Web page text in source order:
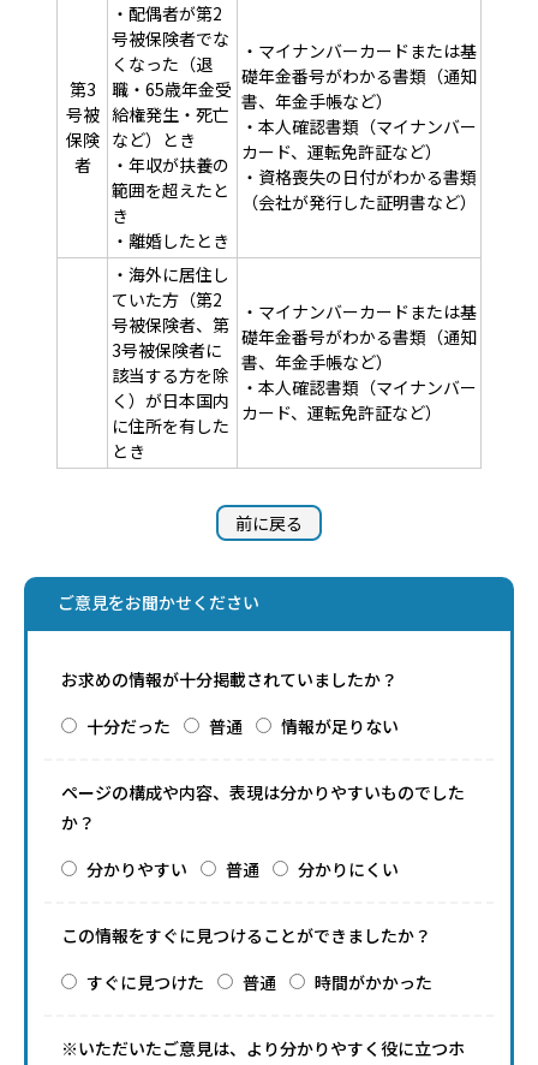
第3
号被
保険
者
・配偶者が第2
号被保険者でな
くなった（退
職・65歳年金受
給権発生・死亡
など）とき
・年収が扶養の
範囲を超えたと
き
・離婚したとき
・マイナンバーカードまたは基
礎年金番号がわかる書類（通知
書、年金手帳など）
・本人確認書類（マイナンバー
カード、運転免許証など）
・資格喪失の日付がわかる書類
（会社が発行した証明書など）
・海外に居住し
ていた方（第2
号被保険者、第
3号被保険者に
該当する方を除
く）が日本国内
に住所を有した
とき
・マイナンバーカードまたは基
礎年金番号がわかる書類（通知
書、年金手帳など）
・本人確認書類（マイナンバー
カード、運転免許証など）
前に戻る
ご意見をお聞かせください
お求めの情報が十分掲載されていましたか？
十分だった
普通 情報が足りない
ページの構成や内容、表現は分かりやすいものでした
か？
分かりやすい
普通 分かりにくい
この情報をすぐに見つけることができましたか？
すぐに見つけた
普通 時間がかかった
※いただいたご意見は、より分かりやすく役に立つホ